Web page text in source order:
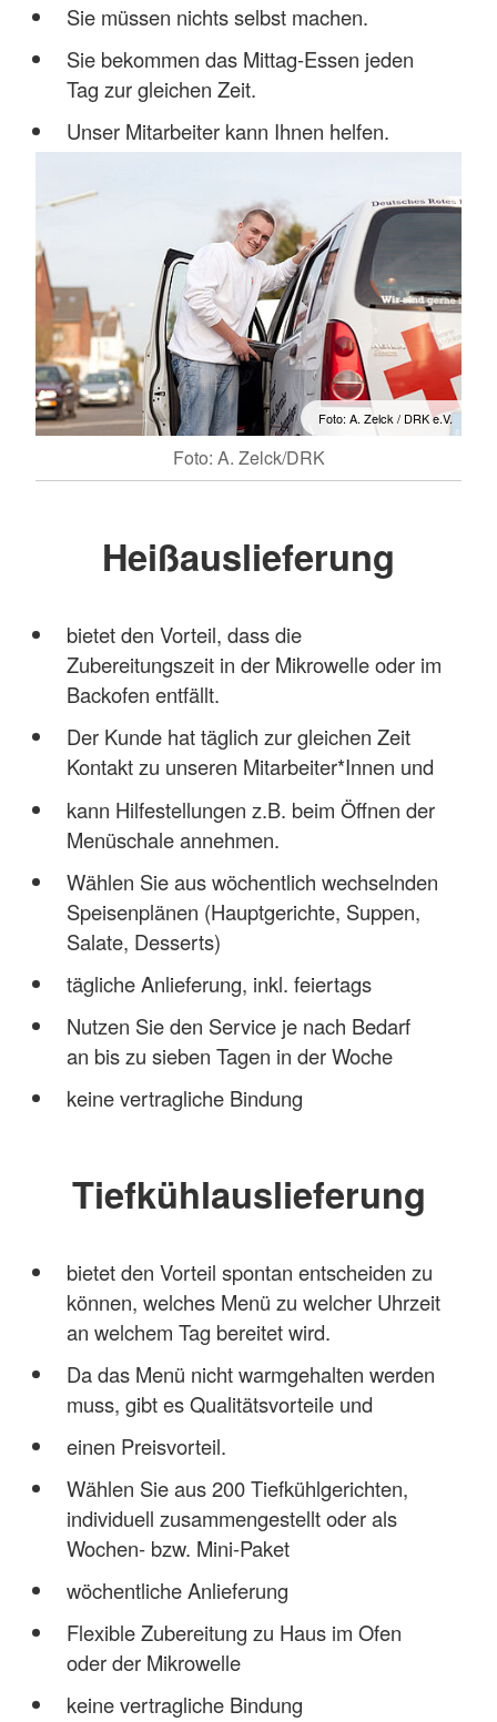
Sie müssen nichts selbst machen.
Sie bekommen das Mittag-Essen jeden
Tag zur gleichen Zeit.
Unser Mitarbeiter kann Ihnen helfen.
Foto: A. Zelck / DRK e.V.
Foto: A. Zelck/DRK
Heißauslieferung
bietet den Vorteil, dass die
Zubereitungszeit in der Mikrowelle oder im
Backofen entfällt.
Der Kunde hat täglich zur gleichen Zeit
Kontakt zu unseren Mitarbeiter*Innen und
kann Hilfestellungen z.B. beim Öffnen der
Menüschale annehmen.
Wählen Sie aus wöchentlich wechselnden
Speisenplänen (Hauptgerichte, Suppen,
Salate, Desserts)
tägliche Anlieferung, inkl. feiertags
Nutzen Sie den Service je nach Bedarf
an bis zu sieben Tagen in der Woche
keine vertragliche Bindung
Tiefkühlauslieferung
bietet den Vorteil spontan entscheiden zu
können, welches Menü zu welcher Uhrzeit
an welchem Tag bereitet wird.
Da das Menü nicht warmgehalten werden
muss, gibt es Qualitätsvorteile und
einen Preisvorteil.
Wählen Sie aus 200 Tiefkühlgerichten,
individuell zusammengestellt oder als
Wochen- bzw. Mini-Paket
wöchentliche Anlieferung
Flexible Zubereitung zu Haus im Ofen
oder der Mikrowelle
keine vertragliche Bindung